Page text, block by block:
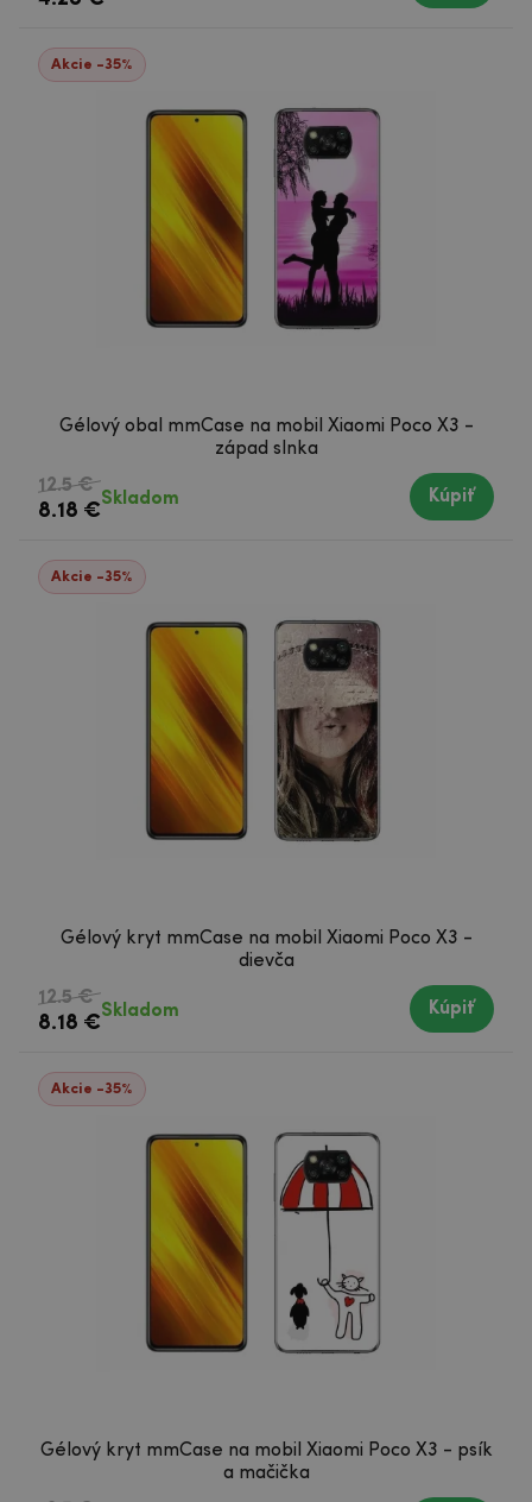
Akcie -35%
Gélový obal mmCase na mobil Xiaomi Poco X3 -
západ slnka
12.5 €
8.18 €
Skladom Kúpiť
Akcie -35%
Gélový kryt mmCase na mobil Xiaomi Poco X3 -
dievča
12.5 €
8.18 €
Skladom Kúpiť
Akcie -35%
Gélový kryt mmCase na mobil Xiaomi Poco X3 - psík
a mačička